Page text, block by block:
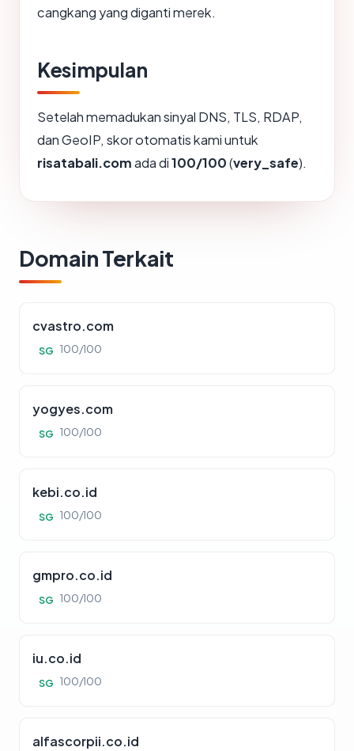
cangkang yang diganti merek.
Kesimpulan
Setelah memadukan sinyal DNS, TLS, RDAP,
dan GeoIP, skor otomatis kami untuk
risatabali.comada di100/100(very_safe).
Domain Terkait
cvastro.com
SG 100/100
yogyes.com
SG 100/100
kebi.co.id
SG 100/100
gmpro.co.id
SG 100/100
iu.co.id
SG 100/100
alfascorpii.co.id